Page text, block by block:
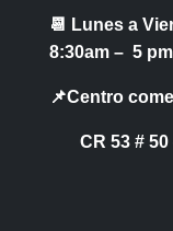
📆 Lunes a
8:30am – 5 pm
📌Centro
CR 53 # 50